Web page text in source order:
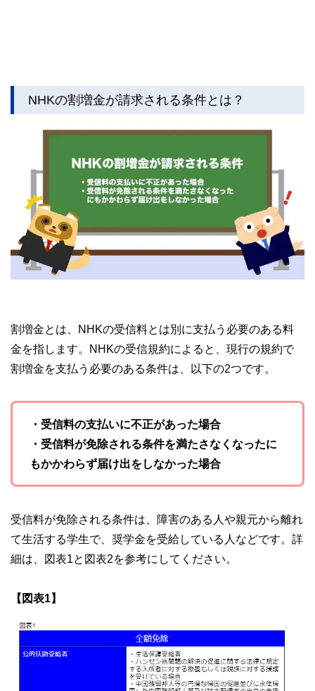
NHKの割増金が請求される条件とは？
割増金とは、NHKの受信料とは別に支払う必要のある料
金を指します。NHKの受信規約によると、現行の規約で
割増金を支払う必要のある条件は、以下の2つです。
・受信料の支払いに不正があった場合
・受信料が免除される条件を満たさなくなったに
もかかわらず届け出をしなかった場合
受信料が免除される条件は、障害のある人や親元から離れ
て生活する学生で、奨学金を受給している人などです。詳
細は、図表1と図表2を参考にしてください。
【図表1】